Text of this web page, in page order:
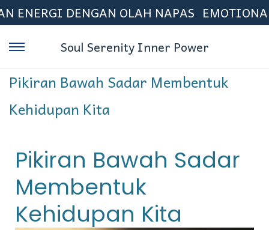
DENGAN OLAH NAPAS EMOTIONAL
Soul Serenity Inner Power
Pikiran Bawah Sadar Membentuk
Kehidupan Kita
Pikiran Bawah Sadar
Membentuk
Kehidupan Kita